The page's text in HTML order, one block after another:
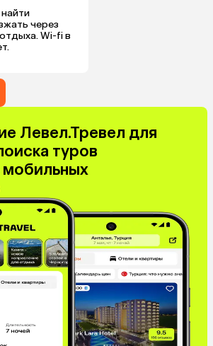
через
Wi-fi в
Левел.Тревел для
туров
мобильных